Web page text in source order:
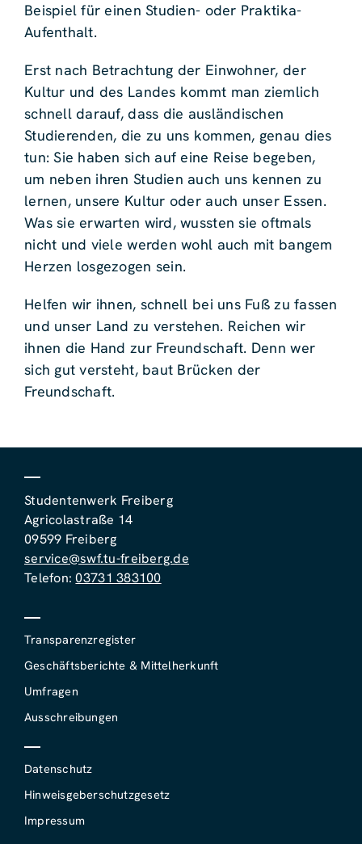
Beispiel für einen Studien- oder Praktika-
Aufenthalt.
Erst nach Betrachtung der Einwohner, der
Kultur und des Landes kommt man ziemlich
schnell darauf, dass die ausländischen
Studierenden, die zu uns kommen, genau dies
tun: Sie haben sich auf eine Reise begeben,
um neben ihren Studien auch uns kennen zu
lernen, unsere Kultur oder auch unser Essen.
Was sie erwarten wird, wussten sie oftmals
nicht und viele werden wohl auch mit bangem
Herzen losgezogen sein.
Helfen wir ihnen, schnell bei uns Fuß zu fassen
und unser Land zu verstehen. Reichen wir
ihnen die Hand zur Freundschaft. Denn wer
sich gut versteht, baut Brücken der
Freundschaft.
Studentenwerk Freiberg
Agricolastraße 14
09599 Freiberg
service@swf.tu-freiberg.de
Telefon:03731 383100
Transparenzregister
Geschäftsberichte & Mittelherkunft
Umfragen
Ausschreibungen
Datenschutz
Hinweisgeberschutzgesetz
Impressum